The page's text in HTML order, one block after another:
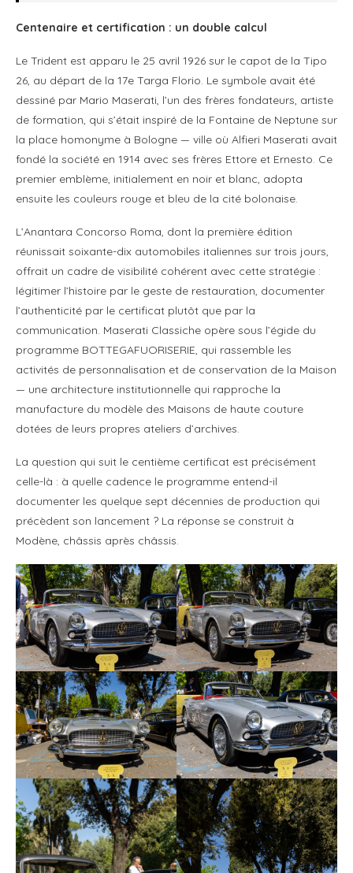
Centenaire et certification : un double calcul
Le Trident est apparu le 25 avril 1926 sur le capot de la Tipo
26, au départ de la 17e Targa Florio. Le symbole avait été
dessiné par Mario Maserati, l’un des frères fondateurs, artiste
de formation, qui s’était inspiré de la Fontaine de Neptune sur
la place homonyme à Bologne — ville où Alfieri Maserati avait
fondé la société en 1914 avec ses frères Ettore et Ernesto. Ce
premier emblème, initialement en noir et blanc, adopta
ensuite les couleurs rouge et bleu de la cité bolonaise.
L’Anantara Concorso Roma, dont la première édition
réunissait soixante-dix automobiles italiennes sur trois jours,
offrait un cadre de visibilité cohérent avec cette stratégie :
légitimer l’histoire par le geste de restauration, documenter
l’authenticité par le certificat plutôt que par la
communication. Maserati Classiche opère sous l’égide du
programme BOTTEGAFUORISERIE, qui rassemble les
activités de personnalisation et de conservation de la Maison
— une architecture institutionnelle qui rapproche la
manufacture du modèle des Maisons de haute couture
dotées de leurs propres ateliers d’archives.
La question qui suit le centième certificat est précisément
celle-là : à quelle cadence le programme entend-il
documenter les quelque sept décennies de production qui
précèdent son lancement ? La réponse se construit à
Modène, châssis après châssis.